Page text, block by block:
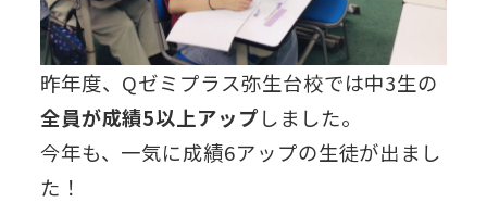
昨年度、Qゼミプラス弥生台校では中3生の
全員が成績5以上アップしました。
今年も、一気に成績6アップの生徒が出まし
た！